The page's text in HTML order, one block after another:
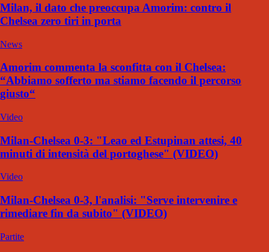
Milan, il dato che preoccupa Amorim: contro il
Chelsea zero tiri in porta
News
Amorim commenta la sconfitta con il Chelsea:
“Abbiamo sofferto ma stiamo facendo il percorso
giusto“
Video
Milan-Chelsea 0-3: "Leao ed Estupinan attesi, 40
minuti di intensità del portoghese" (VIDEO)
Video
Milan-Chelsea 0-3, l'analisi: "Serve intervenire e
rimediare fin da subito" (VIDEO)
Partite